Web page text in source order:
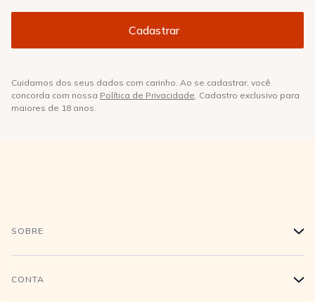
Cuidamos dos seus dados com carinho. Ao se cadastrar, você
concorda com nossa Política de Privacidade. Cadastro exclusivo para
maiores de 18 anos.
SOBRE +
História
CONTA +